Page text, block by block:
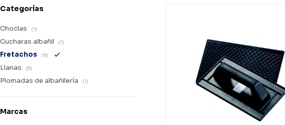
Categorías
Choclas (1)
Cucharas albañil (1)
Fretachos (6)
Llanas (5)
Plomadas de albañilería (1)
Marcas